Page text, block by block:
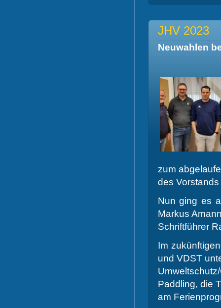
JHV 2023
Neuwahlen
zum
des
Nun ging es
Markus
Schriftführer
Im
und VDST
Paddling, die
am